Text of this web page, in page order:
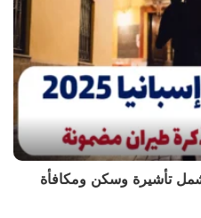
في إسبانيا 2025: تشمل تأشيرة وسكن ومكافأة